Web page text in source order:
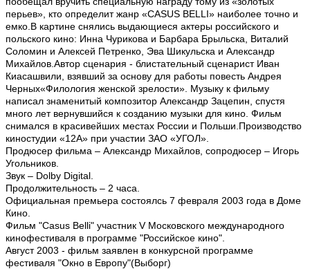
перьев», кто определит жанр «CASUS BELLI» наиболее точно и
емко. В картине снялись выдающиеся актеры российского и
польского кино: Инна Чурикова и Барбара Брыльска, Виталий
Соломин и Алексей Петренко, Эва Шикульска и Александр
Михайлов. Автор сценария - блистательный сценарист Иван
Киасашвили, взявший за основу для работы повесть Андрея
Черных«Филология женской зрелости». Музыку к фильму
написал знаменитый композитор Александр Зацепин, спустя
много лет вернувшийся к созданию музыки для кино. Фильм
снимался в красивейших местах России и Польши. Производство
киностудии «12А» при участии ЗАО «УГОЛ».
Продюсер фильма – Александр Михайлов, сопродюсер – Игорь
Угольников.
Звук – Dolby Digital.
Продолжительность – 2 часа.
Официальная премьера состоялсь 7 февраля 2003 года в Доме
Кино.
Фильм "Casus Belli" участник V Московского международного
кинофестиваля в программе "Российское кино".
Август 2003 - фильм заявлен в конкурсной программе
фестиваля "Окно в Европу"(Выборг)